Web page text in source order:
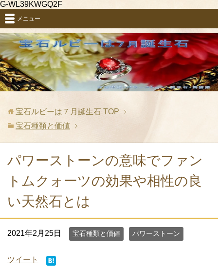
G-WL39KWGQ2F
メニュー
宝石ルビーは７月誕生石 TOP
宝石種類と価値
パワーストーンの意味でファン
トムクォーツの効果や相性の良
い天然石とは
2021年2月25日 宝石種類と価値 パワーストーン
ツイート